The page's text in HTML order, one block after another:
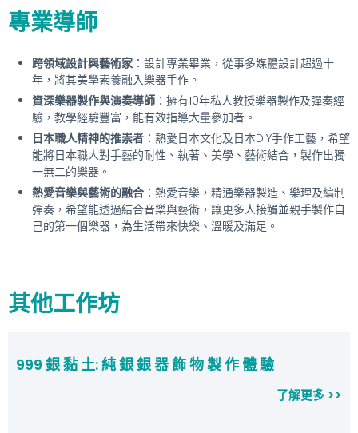
專業導師
跨領域設計與藝術家 ：設計專業畢業，從事多媒體設計超過十
年，將其美學素養融入樂器手作。
資深樂器製作與演奏導師 ：擁有10年私人教授樂器製作及彈奏經
驗，教學經驗豐富，能有效指導大量參加者。
日本職人精神的推崇者 ：熱愛日本文化及日本DIY手作工藝，希望
能將日本職人對手藝的耐性、執著、美學、藝術結合，製作出獨
一無二的樂器。
熱愛音樂與藝術的融合 ：熱愛音樂，精通樂器製造、樂理及編制
彈奏，希望能透過結合音樂與藝術，讓更多人接觸並親手製作自
己的第一個樂器，為生活帶來快樂、溫暖及滿足。
其他工作坊
999 銀 黏 土: 純 銀 銀 器 飾 物 製 作 體 驗
了解更多 >>